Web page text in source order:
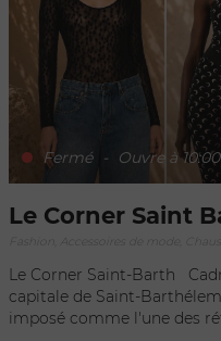
coton organique. Découvrez l’espace spécialement dédié aux
articles de plage dans la
Beach et gagnez du temps
bronzette !
Fermé - Ouvre à 10:00
Le Corner Saint
Le Corner Saint-Barth Cadre &
capitale de Saint-
imposé comme l'une des